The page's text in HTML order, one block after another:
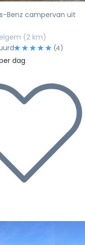
Benz campervan uit
(2 km)
(4)
dag